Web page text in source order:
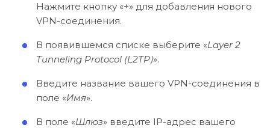
Нажмите кнопку «+» для добавления нового
VPN-соединения.
В появившемся списке выберите «Layer 2
Tunneling Protocol (L2TP)».
Введите название вашего VPN-соединения в
поле «Имя».
В поле «Шлюз» введите IP-адрес вашего